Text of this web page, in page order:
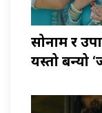
सोनाम र
यस्तो बन्यो